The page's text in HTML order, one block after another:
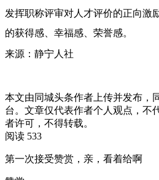
发挥职称评审对人才评价的正向激
的获得感、幸福感、荣誉感。
来源：静宁人社
本文由同城头条作者上传并发布，
台。文章仅代表作者个人观点，不
者许可，不得转载。
阅读 533
第一次接受赞赏，亲，看着给啊